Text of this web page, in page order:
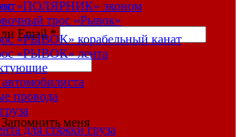
Email*
Запомнить меня
«ПОЛЯРНИК» эконом
трос «Рывок»
«РЫВОК» корабельный канат
«РЫВОК» лента
провода
для стяжки груза